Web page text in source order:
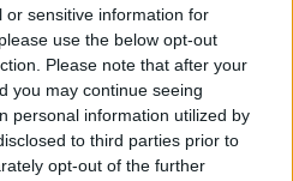
or sensitive information for
use the below opt-out
Please note that after your
you may continue seeing
personal information utilized by
to third parties prior to
opt-out of the further